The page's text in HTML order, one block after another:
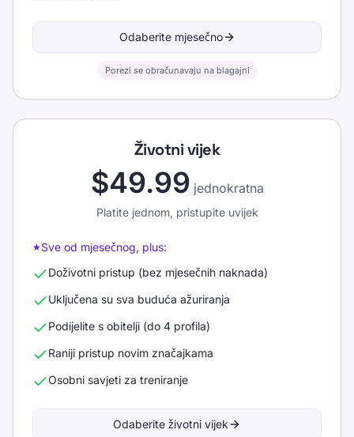
Odaberite mjesečno
Porezi se obračunavaju na blagajni
Životni vijek
$49.99 jednokratna
Platite jednom, pristupite uvijek
★Sve od mjesečnog, plus:
Doživotni pristup (bez mjesečnih naknada)
Uključena su sva buduća ažuriranja
Podijelite s obitelji (do 4 profila)
Raniji pristup novim značajkama
Osobni savjeti za treniranje
Odaberite životni vijek